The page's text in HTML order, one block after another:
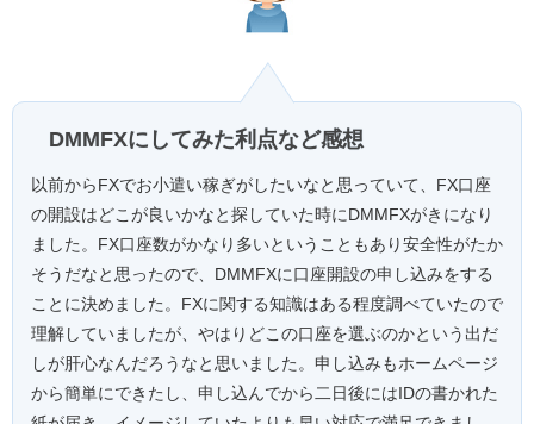
DMMFXにしてみた利点など感想
以前からFXでお小遣い稼ぎがしたいなと思っていて、FX口座
の開設はどこが良いかなと探していた時にDMMFXがきになり
ました。FX口座数がかなり多いということもあり安全性がたか
そうだなと思ったので、DMMFXに口座開設の申し込みをする
ことに決めました。FXに関する知識はある程度調べていたので
理解していましたが、やはりどこの口座を選ぶのかという出だ
しが肝心なんだろうなと思いました。申し込みもホームページ
から簡単にできたし、申し込んでから二日後にはIDの書かれた